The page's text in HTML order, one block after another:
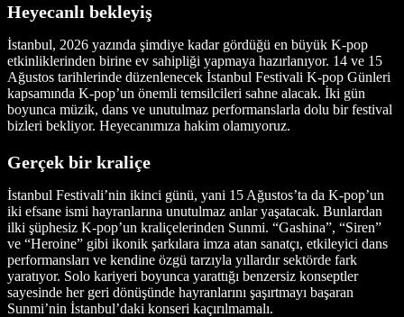
Heyecanlı bekleyiş
İstanbul, 2026 yazında şimdiye kadar gördüğü en büyük K-pop
etkinliklerinden birine ev sahipliği yapmaya hazırlanıyor. 14 ve 15
Ağustos tarihlerinde düzenlenecek İstanbul Festivali K-pop Günleri
kapsamında K-pop’un önemli temsilcileri sahne alacak. İki gün
boyunca müzik, dans ve unutulmaz performanslarla dolu bir festival
bizleri bekliyor. Heyecanımıza hakim olamıyoruz.
Gerçek bir kraliçe
İstanbul Festivali’nin ikinci günü, yani 15 Ağustos’ta da K-pop’un
iki efsane ismi hayranlarına unutulmaz anlar yaşatacak. Bunlardan
ilki şüphesiz K-pop’un kraliçelerinden Sunmi. “Gashina”, “Siren”
ve “Heroine” gibi ikonik şarkılara imza atan sanatçı, etkileyici dans
performansları ve kendine özgü tarzıyla yıllardır sektörde fark
yaratıyor. Solo kariyeri boyunca yarattığı benzersiz konseptler
sayesinde her geri dönüşünde hayranlarını şaşırtmayı başaran
Sunmi’nin İstanbul’daki konseri kaçırılmamalı.